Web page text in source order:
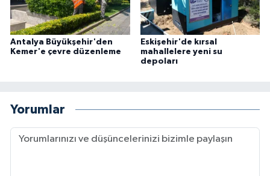
Antalya Büyükşehir'den
Kemer'e çevre düzenleme
Eskişehir'de kırsal
mahallelere yeni su
depoları
Yorumlar